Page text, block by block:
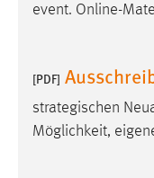
event. Online-
[PDF]
strategischen
Möglichkeit,
Cookie Laufzeit:
Performance
Name:
Zweck: